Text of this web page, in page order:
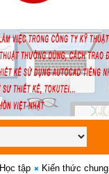
Học tập
Kiến thức chung